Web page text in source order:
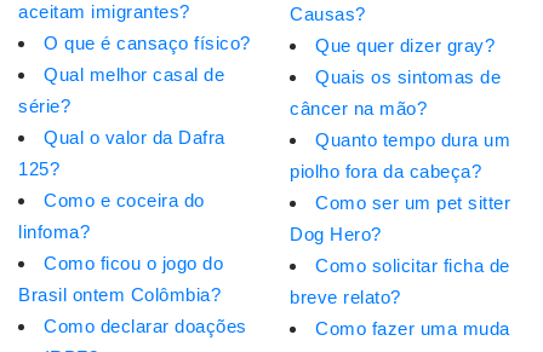
aceitam imigrantes?
O que é cansaço físico?
Qual melhor casal de
série?
Qual o valor da Dafra
125?
Como e coceira do
linfoma?
Como ficou o jogo do
Brasil ontem Colômbia?
Como declarar doações
Causas?
Que quer dizer gray?
Quais os sintomas de
câncer na mão?
Quanto tempo dura um
piolho fora da cabeça?
Como ser um pet sitter
Dog Hero?
Como solicitar ficha de
breve relato?
Como fazer uma muda